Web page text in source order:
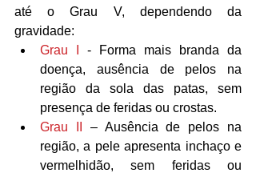
até o Grau V, dependendo da
gravidade:
Grau I
- Forma mais branda da
doença, ausência de pelos na
região da sola das patas, sem
presença de feridas ou crostas.
Grau II – Ausência de pelos na
região, a pele apresenta inchaço e
vermelhidão, sem feridas ou